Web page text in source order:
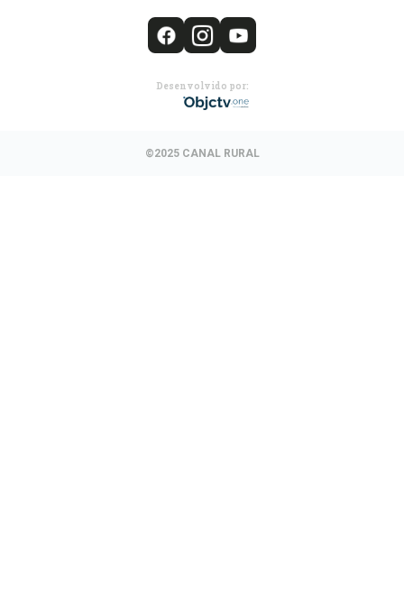
Desenvolvido por:
©2025 CANAL RURAL